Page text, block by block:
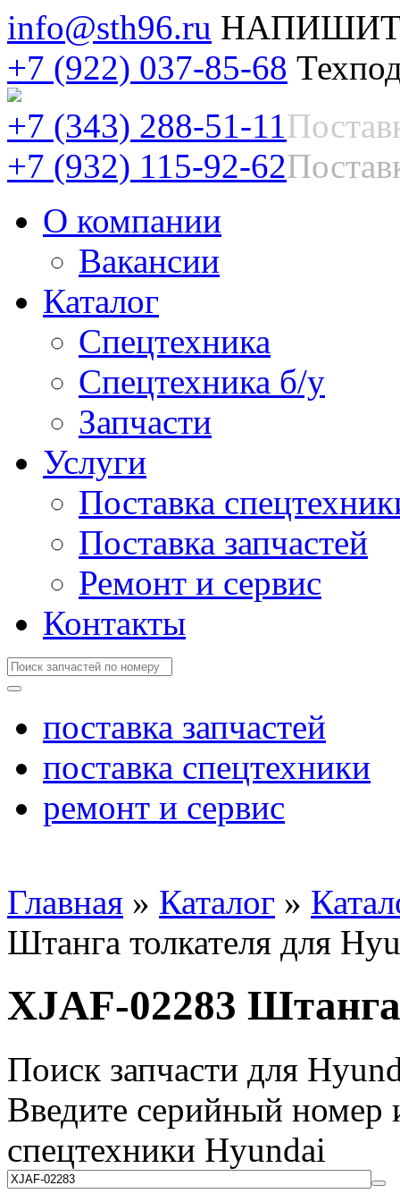
info@sth96.ru
+7 (922) 037-85-68
+7 (343) 288-51-11
+7 (932) 115-92-62
О компании
Вакансии
Каталог
Спецтехника
Спецтехника б/у
Запчасти
Услуги
Поставка
Поставка запчастей
Ремонт и сервис
Контакты
поставка запчастей
поставка спецтехники
ремонт и сервис
Главная » Каталог »
Штанга толкателя для
XJAF-02283
Поиск запчасти для
Введите серийный номер
спецтехники Hyundai